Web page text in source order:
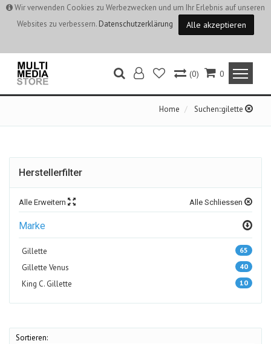
Wir verwenden Cookies zu Werbezwecken und um Ihr Erlebnis auf unseren
Websites zu verbessern. Datenschutzerklärung Alle akzeptieren
0
(0)
Home Suchen::gilette
Herstellerfilter
Alle Erweitern Alle Schliessen
Marke
Gillette 65
Gillette Venus 40
King C. Gillette 10
Sortieren: